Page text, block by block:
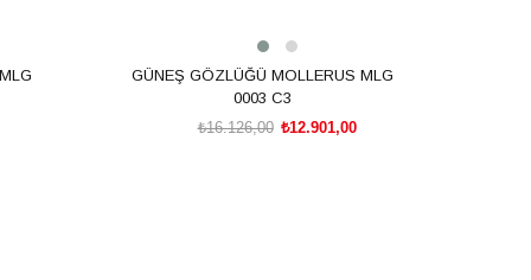
GÜNEŞ GÖZLÜĞÜ MOLLERUS MLG
0003 C3
₺12.901,00
₺16.126,00